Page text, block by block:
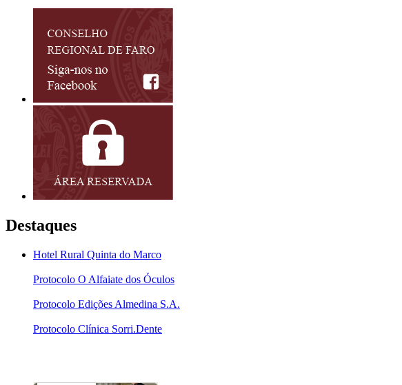
Destaques
Hotel Rural Quinta do Marco
Protocolo O Alfaiate dos Óculos
Protocolo Edições Almedina S.A.
Protocolo Clínica Sorri.Dente